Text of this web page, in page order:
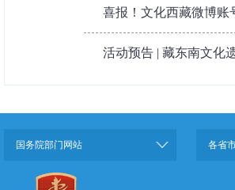
喜报！文化西藏微博账
活动预告 | 藏东南文化
国务院部门网站 各省